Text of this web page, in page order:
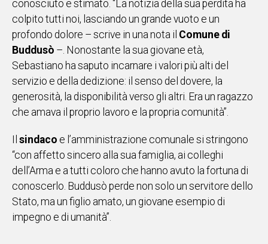
conosciuto e stimato. “La notizia della sua perdita ha
colpito tutti noi, lasciando un grande vuoto e un
profondo dolore – scrive in una nota il Comune di
Buddusò –. Nonostante la sua giovane età,
Sebastiano ha saputo incarnare i valori più alti del
servizio e della dedizione: il senso del dovere, la
generosità, la disponibilità verso gli altri. Era un ragazzo
che amava il proprio lavoro e la propria comunità”.
sindaco e l’amministrazione comunale si stringono
“con affetto sincero alla sua famiglia, ai colleghi
dell’Arma e a tutti coloro che hanno avuto la fortuna di
conoscerlo. Buddusò perde non solo un servitore dello
Stato, ma un figlio amato, un giovane esempio di
impegno e di umanità”.